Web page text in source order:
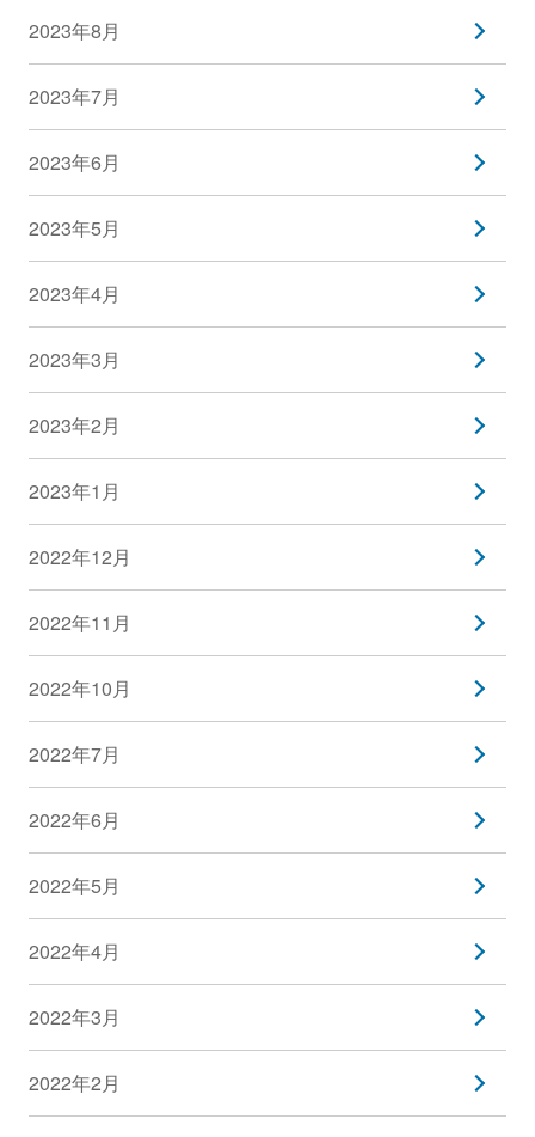
2023年8月
2023年7月
2023年6月
2023年5月
2023年4月
2023年3月
2023年2月
2023年1月
2022年12月
2022年11月
2022年10月
2022年7月
2022年6月
2022年5月
2022年4月
2022年3月
2022年2月